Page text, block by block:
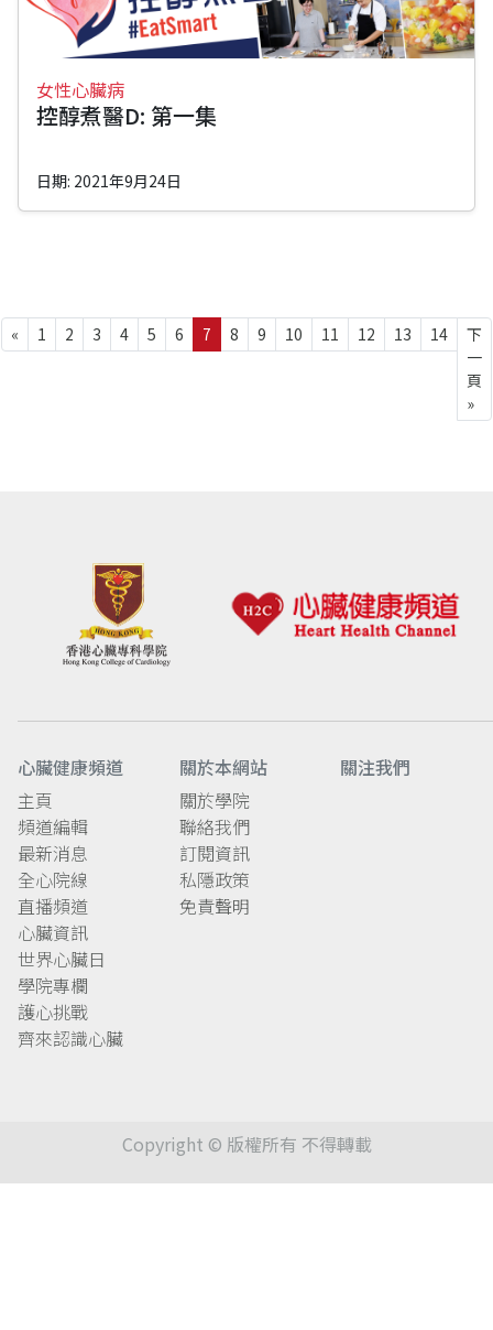
女性心臟病
控醇煮醫D: 第一集
日期: 2021年9月24日
« 1 2 3 4 5 6 7 8 9 10 11 12 13 14
下
一
頁
»
心臟健康頻道
主頁
頻道編輯
最新消息
全心院線
直播頻道
心臟資訊
世界心臟日
學院專欄
護心挑戰
齊來認識心臟
關於本網站
關於學院
聯絡我們
訂閱資訊
私隱政策
免責聲明
關注我們
Copyright © 版權所有 不得轉載